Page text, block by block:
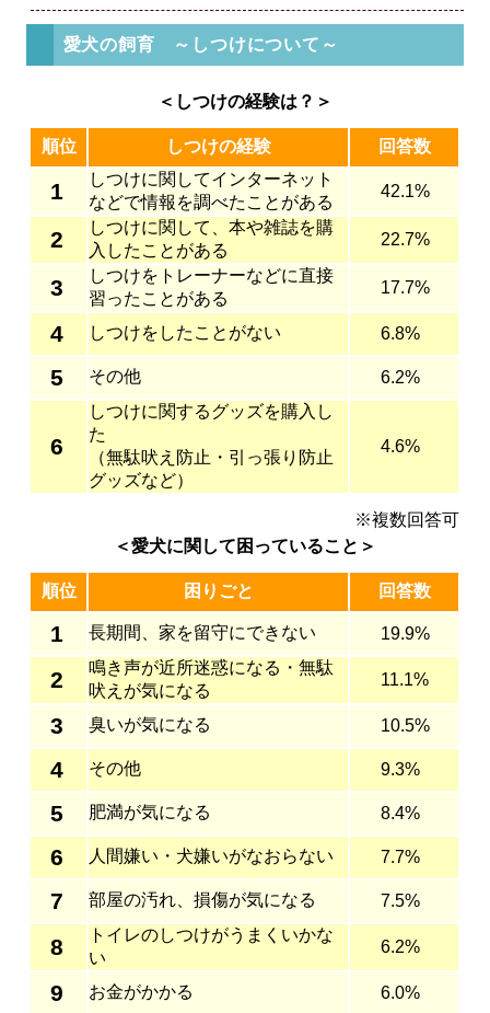
愛犬の飼育 ～しつけについて～
＜しつけの経験は？＞
順位 しつけの経験 回答数
1
しつけに関してインターネット
などで情報を調べたことがある
42.1%
2
しつけに関して、本や雑誌を購
入したことがある
22.7%
3
しつけをトレーナーなどに直接
習ったことがある
17.7%
4 しつけをしたことがない 6.8%
5 その他 6.2%
6
しつけに関するグッズを購入し
た
（無駄吠え防止・引っ張り防止
グッズなど）
4.6%
※複数回答可
＜愛犬に関して困っていること＞
順位 困りごと 回答数
1 長期間、家を留守にできない 19.9%
2
鳴き声が近所迷惑になる・無駄
吠えが気になる
11.1%
3 臭いが気になる 10.5%
4 その他 9.3%
5 肥満が気になる 8.4%
6 人間嫌い・犬嫌いがなおらない 7.7%
7 部屋の汚れ、損傷が気になる 7.5%
8
トイレのしつけがうまくいかな
い
6.2%
9 お金がかかる 6.0%